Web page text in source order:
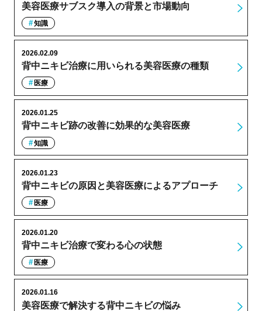
美容医療サブスク導入の背景と市場動向
知識
背中ニキビ治療に用いられる美容医療の種類
2026.02.09
医療
背中ニキビ跡の改善に効果的な美容医療
2026.01.25
知識
背中ニキビの原因と美容医療によるアプローチ
2026.01.23
医療
背中ニキビ治療で変わる心の状態
2026.01.20
医療
美容医療で解決する背中ニキビの悩み
2026.01.16